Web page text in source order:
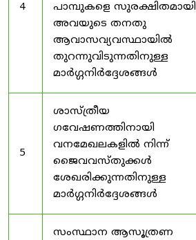
4
പാമ്പുകളെ സുരക്ഷിതമായി
അവയുടെ തനതു
ആവാസവ്യവസ്ഥായിൽ
തുറന്നുവിടുന്നതിനുള്ള
മാർഗ്ഗനിർദ്ദേശങ്ങൾ
5
ശാസ്ത്രീയ
ഗവേഷണത്തിനായി
വനമേഖലകളിൽ നിന്ന്
ജൈവവസ്തുക്കൾ
ശേഖരിക്കുന്നതിനുള്ള
മാർഗ്ഗനിർദ്ദേശങ്ങൾ
സംസ്ഥാന ആസൂത്രണ